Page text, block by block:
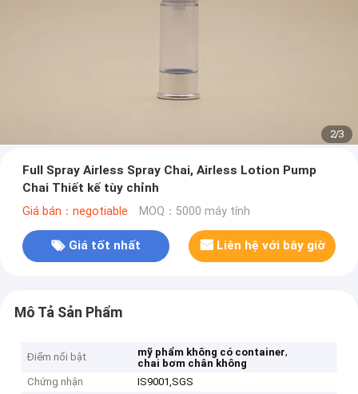
2/3
Full Spray Airless Spray Chai, Airless Lotion Pump
Chai Thiết kế tùy chỉnh
Giá bán：negotiable MOQ：5000 máy tính
Giá tốt nhất Liên hệ với bây giờ
Mô Tả Sản Phẩm
Điểm nổi bật mỹ phẩm không có container,
chai bơm chân không
Chứng nhận
IS9001,SGS